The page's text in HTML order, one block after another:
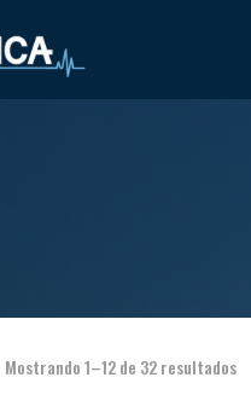
Mostrando 1–12 de 32 resultados